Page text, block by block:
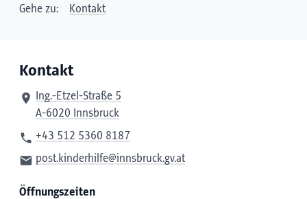
Gehe zu: Kontakt
Kontakt
Ing.-Etzel-Straße 5
A-6020 Innsbruck
+43 512 5360 8187
post.kinderhilfe@innsbruck.gv.at
Öffnungszeiten